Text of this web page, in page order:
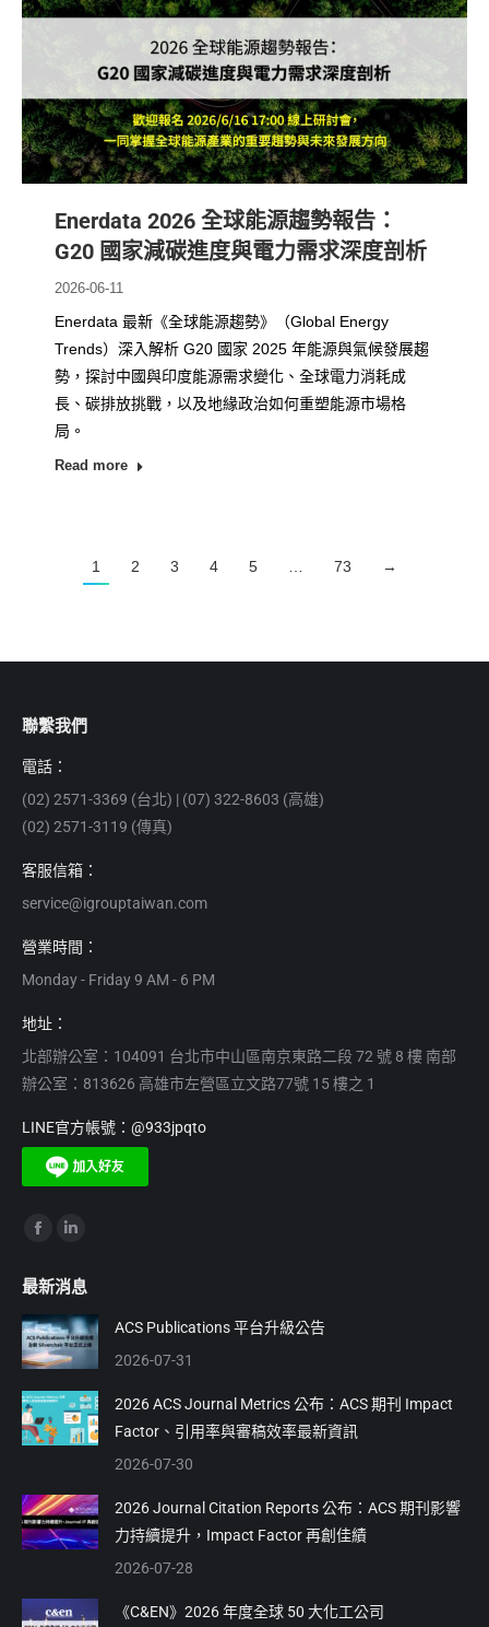
Enerdata 2026 全球能源趨勢報告：
G20 國家減碳進度與電力需求深度剖析
2026-06-11
Enerdata 最新《全球能源趨勢》（Global Energy
Trends）深入解析 G20 國家 2025 年能源與氣候發展趨
勢，探討中國與印度能源需求變化、全球電力消耗成
長、碳排放挑戰，以及地緣政治如何重塑能源市場格
局。
Read more
1 2 3 4 5 … 73 →
聯繫我們
電話：
(02) 2571-3369 (台北) | (07) 322-8603 (高雄)
(02) 2571-3119 (傳真)
客服信箱：
service@igrouptaiwan.com
營業時間：
Monday - Friday 9 AM - 6 PM
地址：
北部辦公室：104091 台北市中山區南京東路二段 72 號 8 樓 南部
辦公室：813626 高雄市左營區立文路77號 15 樓之 1
LINE官方帳號：@933jpqto
Find us on:
opens
in
new
opens
in
new
最新消息
ACS Publications 平台升級公告
2026-07-31
2026 ACS Journal Metrics 公布：ACS 期刊 Impact
Factor、引用率與審稿效率最新資訊
2026-07-30
2026 Journal Citation Reports 公布：ACS 期刊影響
力持續提升，Impact Factor 再創佳績
2026-07-28
《C&EN》2026 年度全球 50 大化工公司